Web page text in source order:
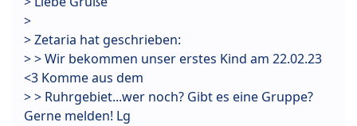
>
> Zetaria hat geschrieben:
> > Wir bekommen unser erstes Kind am 22.02.23
<3 Komme aus dem
> > Ruhrgebiet...wer noch? Gibt es eine Gruppe?
Gerne melden! Lg